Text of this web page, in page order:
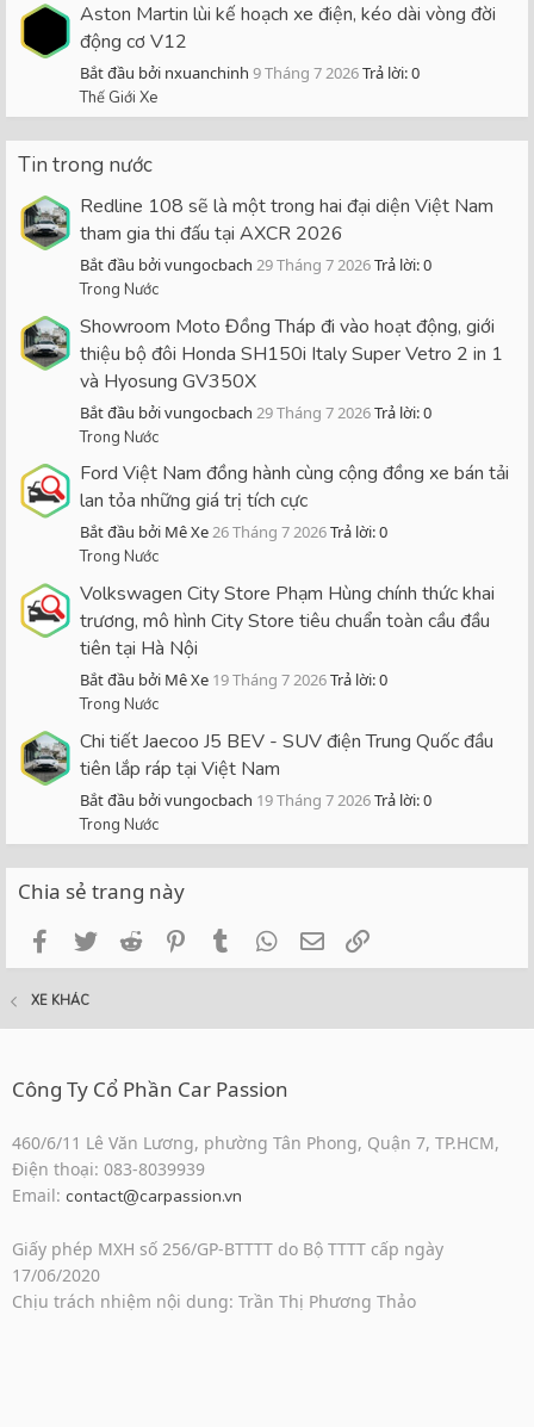
Aston Martin lùi kế hoạch xe điện, kéo dài vòng đời
động cơ V12
Bắt đầu bởi nxuanchinh 9 Tháng 7 2026Trả lời: 0
Thế Giới Xe
Tin trong nước
Redline 108 sẽ là một trong hai đại diện Việt Nam
tham gia thi đấu tại AXCR 2026
Bắt đầu bởi vungocbach 29 Tháng 7 2026Trả lời: 0
Trong Nước
Showroom Moto Đồng Tháp đi vào hoạt động, giới
thiệu bộ đôi Honda SH150i Italy Super Vetro 2 in 1
và Hyosung GV350X
Bắt đầu bởi vungocbach 29 Tháng 7 2026Trả lời: 0
Trong Nước
Ford Việt Nam đồng hành cùng cộng đồng xe bán tải
lan tỏa những giá trị tích cực
Bắt đầu bởi Mê Xe26 Tháng 7 2026Trả lời: 0
Trong Nước
Volkswagen City Store Phạm Hùng chính thức khai
trương, mô hình City Store tiêu chuẩn toàn cầu đầu
tiên tại Hà Nội
Bắt đầu bởi Mê Xe 19 Tháng 7 2026Trả lời: 0
Trong Nước
Chi tiết Jaecoo J5 BEV - SUV điện Trung Quốc đầu
tiên lắp ráp tại Việt Nam
Bắt đầu bởi vungocbach 19 Tháng 7 2026Trả lời: 0
Trong Nước
Chia sẻ trang này
FacebookTwitterReddit PinterestTumblrWhatsApp
Email
XE KHÁC
Công Ty Cổ Phần Car Passion
460/6/11 Lê Văn Lương, phường Tân Phong, Quận 7, TP.HCM,
Điện thoại: 083-8039939
Email: contact@carpassion.vn
Giấy phép MXH số 256/GP-BTTTT do Bộ TTTT cấp ngày
17/06/2020
Chịu trách nhiệm nội dung: Trần Thị Phương Thảo